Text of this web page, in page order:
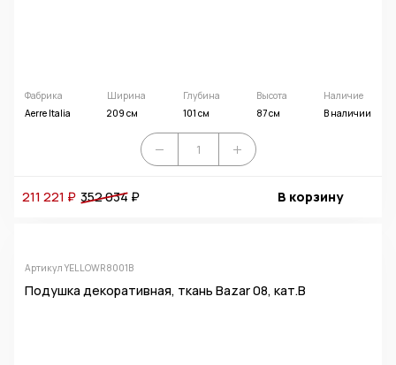
Фабрика
Aerre Italia
Ширина
209 см
Глубина
101 см
Высота
87 см
Наличие
В наличии
211 221 ₽ 352 034₽ В корзину
Артикул YELLOWR8001B
Подушка декоративная, ткань Bazar 08, кат.B